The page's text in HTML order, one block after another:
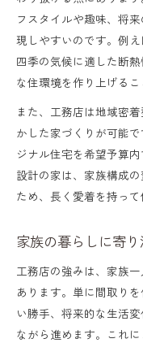
フスタイルや趣味、将
現しやすいのです。例え
四季の気候に適した断
な住環境を作り上げるこ
また、工務店は地域密
かした家づくりが可能
ジナル住宅を希望予算
設計の家は、家族構成
ため、長く愛着を持って
家族の暮らしに寄
工務店の強みは、家族
あります。単に間取り
い勝手、将来的な生活
ながら進めます。これ